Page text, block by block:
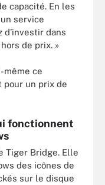
capacité. En les
service
d’investir dans
de prix. »
même ce
pour un prix de
fonctionnent
Tiger Bridge. Elle
des icônes de
sur le disque